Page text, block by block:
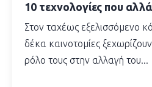
10 τεχνολογίες που
Στον ταχέως εξελισσόμενο
δέκα καινοτομίες
ρόλο τους στην αλλαγή του...